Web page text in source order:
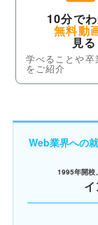
10分で
無料動
見る
学べることや卒
をご紹介
Web業界への
1995年開校